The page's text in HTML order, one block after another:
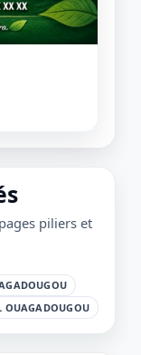
piliers et
OUAGADOUGOU